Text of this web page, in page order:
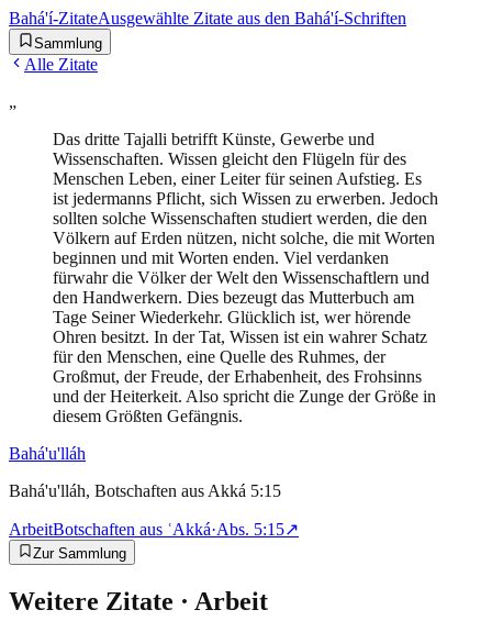
Bahá'í-ZitateAusgewählte Zitate aus den Bahá'í-Schriften
Sammlung
Alle Zitate
„
Das dritte Tajalli betrifft Künste, Gewerbe und
Wissenschaften. Wissen gleicht den Flügeln für des
Menschen Leben, einer Leiter für seinen Aufstieg. Es
ist jedermanns Pflicht, sich Wissen zu erwerben. Jedoch
sollten solche Wissenschaften studiert werden, die den
Völkern auf Erden nützen, nicht solche, die mit Worten
beginnen und mit Worten enden. Viel verdanken
fürwahr die Völker der Welt den Wissenschaftlern und
den Handwerkern. Dies bezeugt das Mutterbuch am
Tage Seiner Wiederkehr. Glücklich ist, wer hörende
Ohren besitzt. In der Tat, Wissen ist ein wahrer Schatz
für den Menschen, eine Quelle des Ruhmes, der
Großmut, der Freude, der Erhabenheit, des Frohsinns
und der Heiterkeit. Also spricht die Zunge der Größe in
diesem Größten Gefängnis.
Bahá'u'lláh
Bahá'u'lláh, Botschaften aus Akká 5:15
ArbeitBotschaften aus ʿAkká·Abs. 5:15↗
Zur Sammlung
Weitere Zitate · Arbeit